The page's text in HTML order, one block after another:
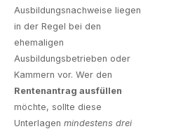
Ausbildungsnachweise liegen
in der Regel bei den
ehemaligen
Ausbildungsbetrieben oder
Kammern vor. Wer den
Rentenantrag ausfüllen
möchte, sollte diese
Unterlagen mindestens drei